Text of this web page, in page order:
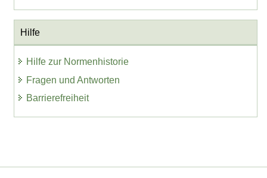
Hilfe
Hilfe zur Normenhistorie
Fragen und Antworten
Barrierefreiheit